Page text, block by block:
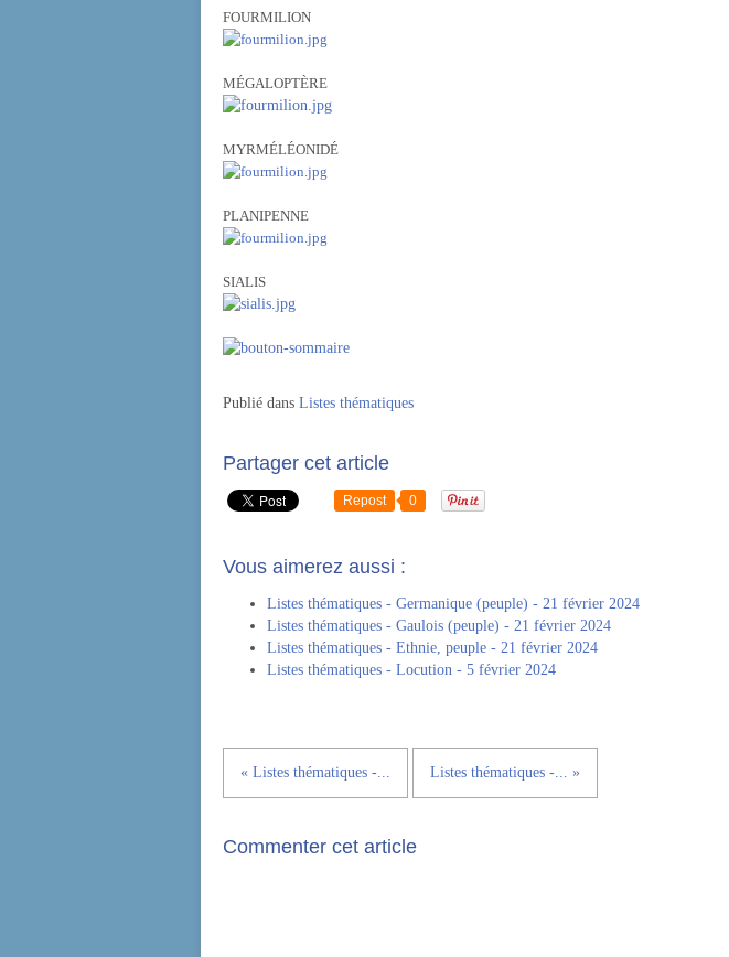
FOURMILION
MÉGALOPTÈRE
MYRMÉLÉONIDÉ
PLANIPENNE
SIALIS
Publié dans Listes thématiques
Partager cet article
Repost 0
Vous aimerez aussi :
Listes thématiques - Germanique (peuple) - 21 février 2024
Listes thématiques - Gaulois (peuple) - 21 février 2024
Listes thématiques - Ethnie, peuple - 21 février 2024
Listes thématiques - Locution - 5 février 2024
« Listes thématiques -... Listes thématiques -... »
Commenter cet article